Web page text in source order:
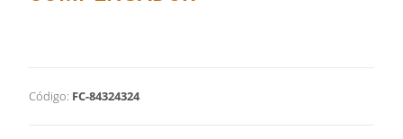
Código: FC-84324324